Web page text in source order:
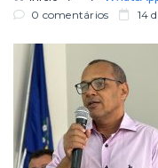
0 comentários
14